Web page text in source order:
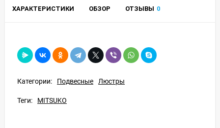
ХАРАКТЕРИСТИКИ ОБЗОР ОТЗЫВЫ 0
Категории: Подвесные Люстры
Теги: MITSUKO